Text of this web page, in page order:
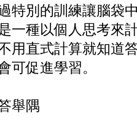
特別的訓練讓腦袋
一種以個人思考來
用直式計算就知道
可促進學習。
舉隅